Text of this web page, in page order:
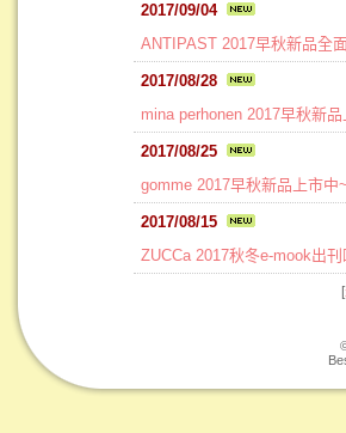
2017/09/04
ANTIPAST 2017早秋新品全
2017/08/28
mina perhonen 2017早秋新
2017/08/25
gomme 2017早秋新品上市
2017/08/15
ZUCCa 2017秋冬e-mook出
[